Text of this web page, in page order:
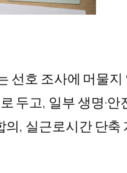
선호 조사에 머물
두고, 일부 생명·안
, 실근로시간 단축